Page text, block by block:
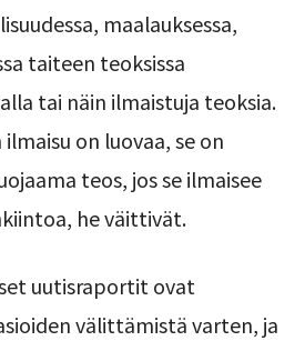
maalauksessa,
taiteen teoksissa
tai näin ilmaistuja teoksia.
on luovaa, se on
teos, jos se ilmaisee
he väittivät.
uutisraportit ovat
välittämistä varten, ja